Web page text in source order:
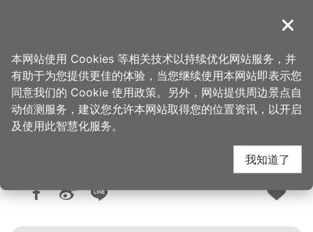
導覽
首页 > 想去的地方 > 美食、购物 > 美食快搜
大麻锅物大有店
人气：9087
关闭
本网站使用 Cookies 等相关技术以持续优化网站服务，并
有助于为您提供更佳的体验，当您继续使用本网站即表示您
同意我们的 Cookie 使用政策。另外，网站提供周边景点自
动侦测服务，建议您允许本网站取得您的位置资讯，以开启
及使用此智慧化服务。
我知道了